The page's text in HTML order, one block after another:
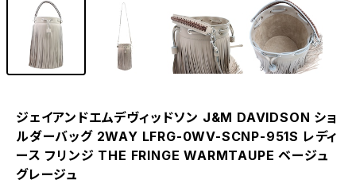
ジェイアンドエムデヴィッドソン J&M DAVIDSON ショ
ルダーバッグ 2WAY LFRG-0WV-SCNP-951S レディ
ース フリンジ THE FRINGE WARMTAUPE ベージュ
グレージュ